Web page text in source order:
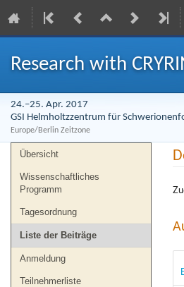
Research with
24.–25. Apr. 2017
GSI Helmholtzzentrum für
Europe/Berlin Zeitzone
Veranstaltungsmenü
Übersicht
Wissenschaftliches
Programm
Tagesordnung
Liste der Beiträge
Anmeldung
Teilnehmerliste